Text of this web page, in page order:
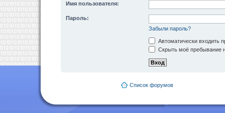
Имя пользователя:
Пароль:
Забыли пароль?
Автоматически входить
Скрыть моё пребывание
Список форумов